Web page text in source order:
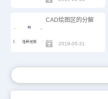
CAD绘图区的分解
2019-05-31